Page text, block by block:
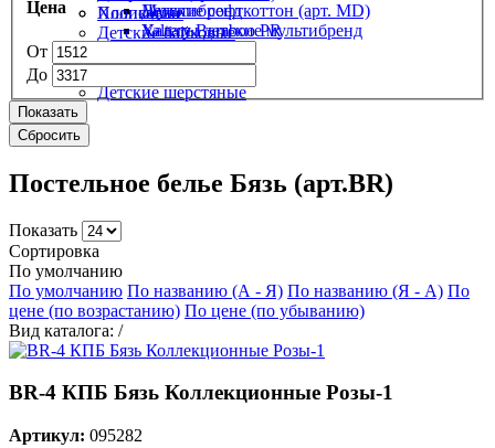
Детские софткоттон (арт. MD)
Халаты детские мультибренд
ПолисатинМультибренд
Valtery Bamboo PR
Хлопковые
Детские байковые
Детские шерстяные
Цена
От
До
Показать
Сбросить
Постельное белье Бязь (арт.BR)
Показать
Сортировка
По умолчанию
По умолчанию По названию (А - Я) По названию (Я - А) По
цене (по возрастанию) По цене (по убыванию)
Вид каталога: /
BR-4 КПБ Бязь Коллекционные Розы-1
Артикул: 095282